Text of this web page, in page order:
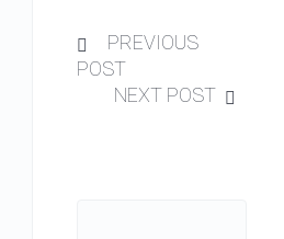
PREVIOUS
POST
NEXT POST